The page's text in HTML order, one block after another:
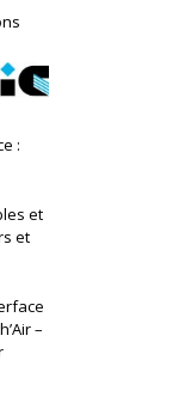
:
et
et
–